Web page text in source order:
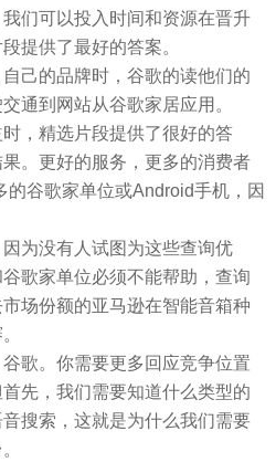
们可以投入时间和资源在晋升
提供了最好的答案。
己的品牌时，谷歌的读他们的
通到网站从谷歌家居应用。
，精选片段提供了很好的答
。更好的服务，更多的消费者
谷歌家单位或Android手机，因
为没有人试图为这些查询优
歌家单位必须不能帮助，查询
场份额的亚马逊在智能音箱种
歌。你需要更多回应竞争位置
先，我们需要知道什么类型的
搜索，这就是为什么我们需要